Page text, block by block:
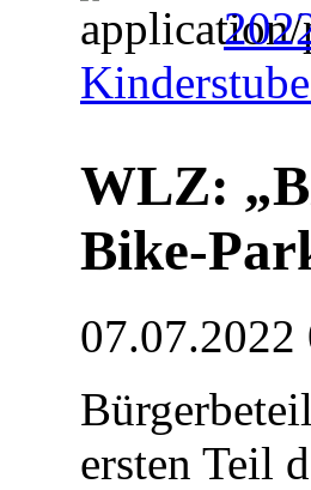
WLZ:
Bike-
07.07.2022
ersten Teil